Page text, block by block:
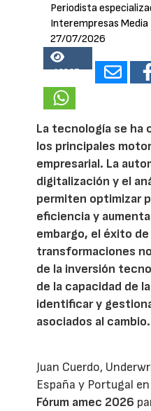
Periodista
Interempresas Media
27/07/2026
16837
La tecnología se ha
los principales
empresarial. La
digitalización y el
permiten optimizar
eficiencia y
embargo, el éxito
transformaciones
de la inversión
de la capacidad de
identificar y
asociados al cambio.
Juan Cuerdo,
España y Portugal
Fórum amec 2026